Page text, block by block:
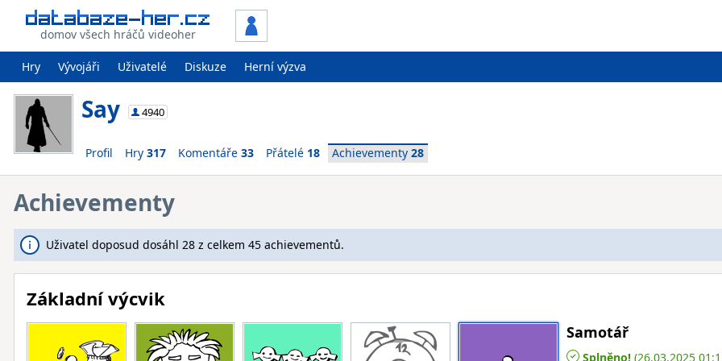
domov všech hráčů videoher
Hry Vývojáři Uživatelé Diskuze Herní výzva
Say 4940
Profil Hry 317 Komentáře 33 Přátelé 18 Achievementy 28
Achievementy
Uživatel doposud dosáhl 28 z celkem 45 achievementů.
Základní výcvik
Samotář
Splněno! (26.03.2025